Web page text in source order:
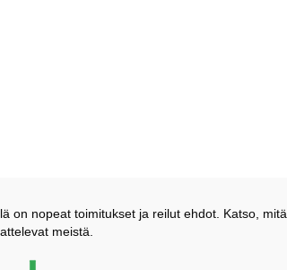
on nopeat toimitukset ja reilut ehdot. Katso, mitä
meistä.
Arvostelu: 4.7 Tähdet